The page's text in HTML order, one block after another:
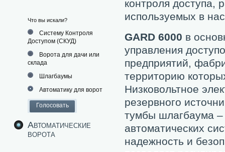
Что вы искали?
Систему Контроля
Доступом (СКУД)
Ворота для дачи или
склада
Шлагбаумы
Автоматику для ворот
Автоматические
ворота
контроля доступа,
используемых в
GARD 6000 в
управления
предприятий,
территорию
Низковольтное
резервного
тумбы шлагбаума
автоматических
надежность и